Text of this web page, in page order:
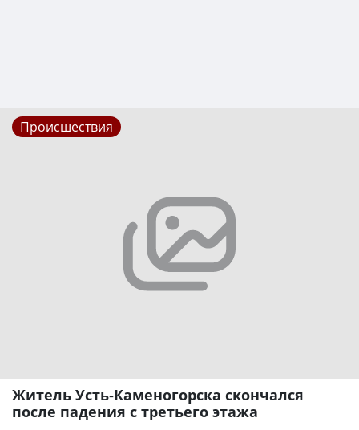
Происшествия
Житель Усть-Каменогорска скончался
после падения с третьего этажа